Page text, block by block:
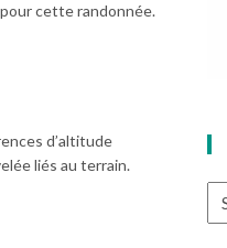
cette randonnée.
d’altitude
liés au terrain.